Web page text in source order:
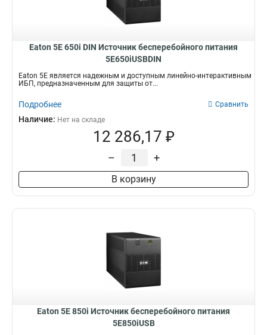
Eaton 5E 650i DIN Источник бесперебойного питания
5E650iUSBDIN
Eaton 5E является надежным и доступным линейно-интерактивным
ИБП, предназначенным для защиты от...
Подробнее Сравнить
Наличие: Нет на складе
12 286,17 ₽
– +
В корзину
Eaton 5E 850i Источник бесперебойного питания
5E850iUSB